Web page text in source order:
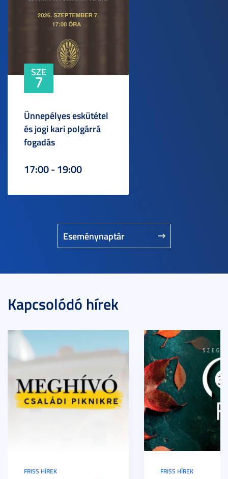
Eseménynaptár
SZE
7
Ünnepélyes eskütétel
és jogi kari polgárrá
fogadás
17:00 - 19:00
Kapcsolódó hírek
FRISS HÍREK FRISS HÍREK